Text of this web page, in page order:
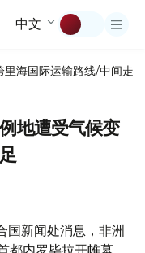
中文
里海国际运输路线/中间走廊
地遭受气候变
新闻处消息，非洲
内罗毕拉开帷幕。